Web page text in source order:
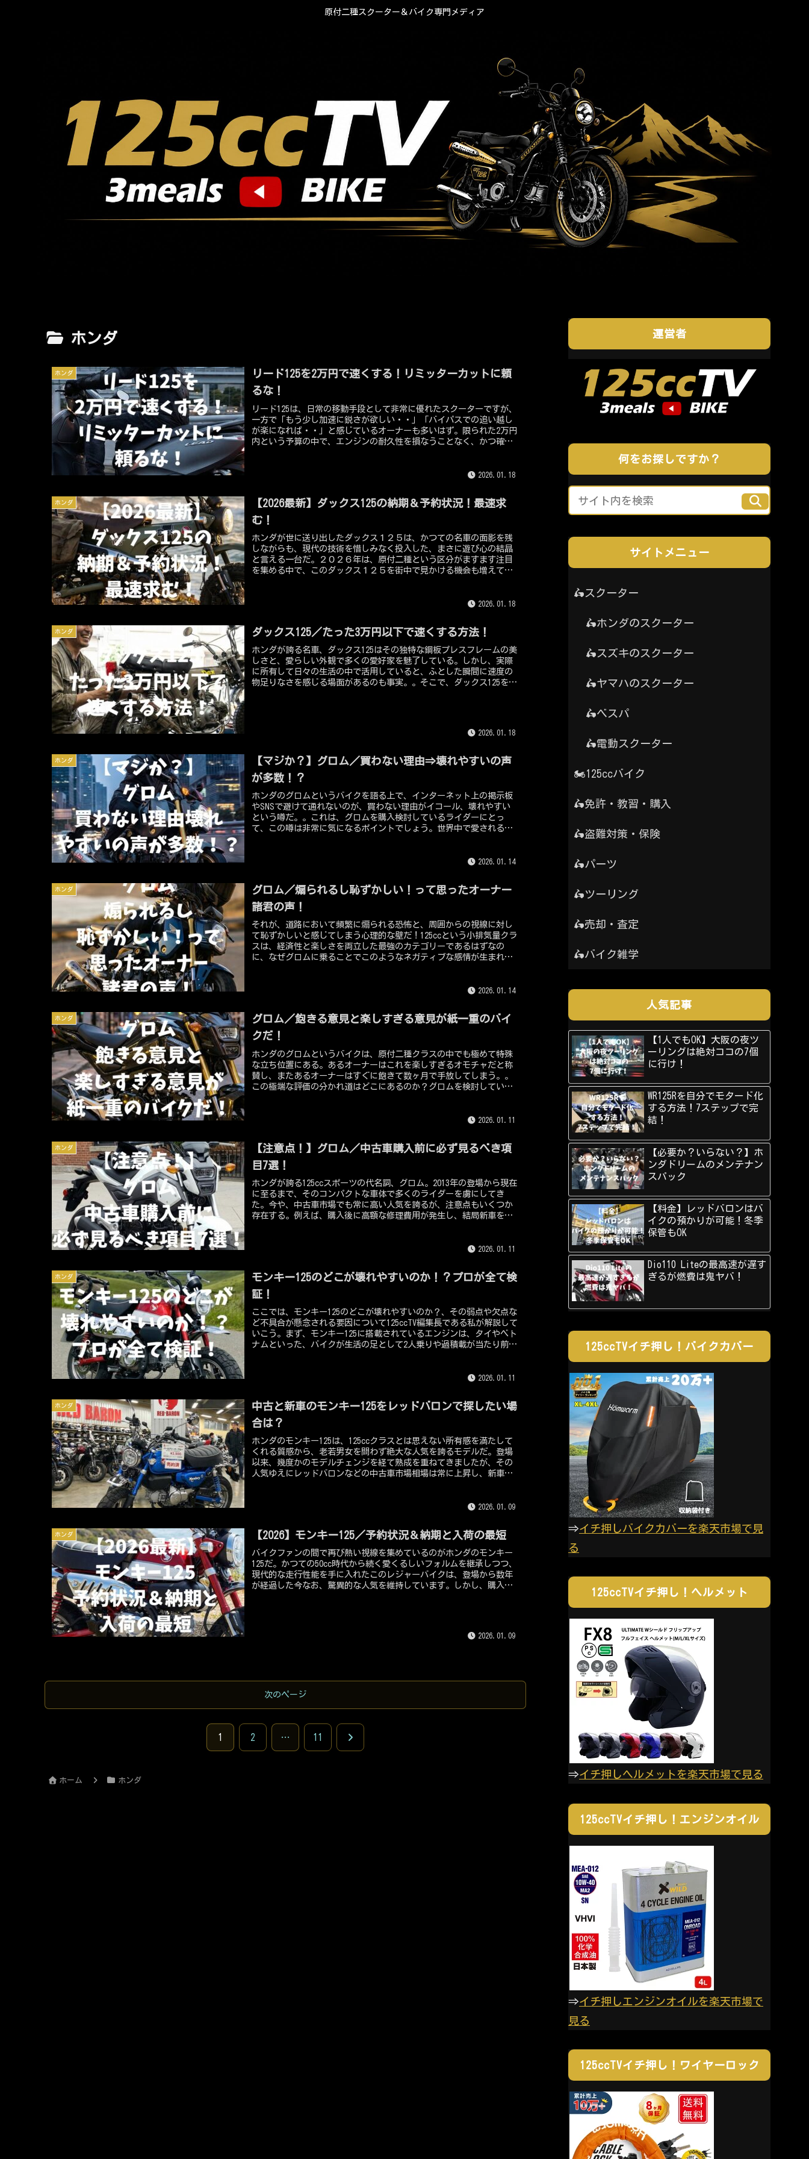
原付二種スクーター＆バイク専門メディア
ホンダ
ホンダ
リード125を2万円で速くする！リミッターカットに頼
るな！
リード125は、日常の移動手段として非常に優れたスクーターですが、
一方で「もう少し加速に鋭さが欲しい・・」「バイパスでの追い越し
が楽になれば・・」と感じているオーナーも多いはず。限られた2万円
内という予算の中で、エンジンの耐久性を損なうことなく、かつ確実
く、バイク本来の力を効率よく引き出すための物理的な最適化こそ
2026.01.18
ホンダ
【2026最新】ダックス125の納期＆予約状況！最速求
む！
ホンダが世に送り出したダックス１２５は、かつての名車の面影を残
しながらも、現代の技術を惜しみなく投入した、まさに遊び心の結晶
と言える一台だ。２０２６年は、原付二種という区分がますます注目
を集める中で、このダックス１２５を街中で見かける機会も増えてき
況ではないのか？と、購入予定者も気になるポイントだと思う。そこ
す！
2026.01.18
ホンダ ダックス125／たった3万円以下で速くする方法！
ホンダが誇る名車、ダックス125はその独特な鋼板プレスフレームの美
しさと、愛らしい外観で多くの愛好家を魅了している。しかし、実際
に所有して日々の生活の中で活用していると、ふとした瞬間に速度の
物足りなさを感じる場面があるのも事実。。そこで、ダックス125をい
2026.01.18
ホンダ
【マジか？】グロム／買わない理由⇒壊れやすいの声
が多数！？
ホンダのグロムというバイクを語る上で、インターネット上の掲示板
やSNSで避けて通れないのが、買わない理由がイコール、壊れやすい
という噂だ。。これは、グロムを購入検討しているライダーにとっ
て、この噂は非常に気になるポイントでしょう。世界中で愛されるホ
が、皮肉にも壊れやすいというイメージを植え付けてしまったのかも
や、壊れやすいという噂の裏側に隠された真実、そして後悔しないた
めの選び方について、長年125ccクラスを見守ってきた125ccTV編集長
である私が徹底的に解説していきます！
2026.01.14
ホンダ
グロム／煽られるし恥ずかしい！って思ったオーナー
諸君の声！
それが、道路において頻繁に煽られる恐怖と、周囲からの視線に対し
て恥ずかしいと感じてしまう心理的な壁だ！125ccという小排気量クラ
スは、経済性と楽しさを両立した最強のカテゴリーであるはずなの
に、なぜグロムに乗ることでこのようなネガティブな感情が生まれて
2026.01.14
ホンダ
グロム／飽きる意見と楽しすぎる意見が紙一重のバイ
クだ！
ホンダのグロムというバイクは、原付二種クラスの中でも極めて特殊
な立ち位置にある。あるオーナーはこれを楽しすぎるオモチャだと称
賛し、またあるオーナーはすぐに飽きて数ヶ月で手放してしまう。。
この極端な評価の分かれ道はどこにあるのか？グロムを検討している
2026.01.11
ホンダ
【注意点！】グロム／中古車購入前に必ず見るべき項
目7選！
ホンダが誇る125ccスポーツの代名詞、グロム。2013年の登場から現在
に至るまで、そのコンパクトな車体で多くのライダーを虜にしてき
た。今や、中古車市場でも常に高い人気を誇るが、注意点もいくつか
存在する。例えば、購入後に高額な修理費用が発生し、結局新車を買
125ccTV編集長である私の視点から、後悔しないための中古車選びのポ
2026.01.11
ホンダ
モンキー125のどこが壊れやすいのか！？プロが全て検
証！
ここでは、モンキー125のどこが壊れやすいのか？、その弱点や欠点な
ど不具合が懸念される要因について125ccTV編集長である私が解説して
いこう。まず、モンキー125に搭載されているエンジンは、タイやベト
ナムといった、バイクが生活の足として2人乗りや過積載が当たり前に
いために致命的な故障のリスクが物理的に低いのです。ホンダが世界
ることはまずありません。ではなぜ、モンキー125は壊れやすいのか？
と言われるのか？、これを分析していこう。
2026.01.11
ホンダ
中古と新車のモンキー125をレッドバロンで探したい場
合は？
ホンダのモンキー125は、125ccクラスとは思えない所有感を満たして
くれる質感から、老若男女を問わず絶大な人気を誇るモデルだ。登場
以来、幾度かのモデルチェンジを経て熟成を重ねてきましたが、その
人気ゆえにレッドバロンなどの中古車市場相場は常に上昇し、新車の
ライダーが選択肢に挙げるのが、レッドバロンだろう。このコンテン
いくモンキー125を見つけ出し、手に入れるための具体的な戦略と、知
っておくべき情報を125ccTV編集長の私が詳しく解説していきます！
2026.01.09
ホンダ 【2026】モンキー125／予約状況＆納期と入荷の最短
バイクファンの間で再び熱い視線を集めているのがホンダのモンキー
125だ。かつての50cc時代から続く愛くるしいフォルムを継承しつつ、
現代的な走行性能を手に入れたこのレジャーバイクは、登場から数年
が経過した今なお、驚異的な人気を維持しています。しかし、購入を
報を基に、モンキー125を一日でも早く、そして確実に手に入れるため
2026.01.09
次のページ
1 2 … 11 次
ホーム ホンダ
運営者
何をお探しですか？
サイトメニュー
🛵スクーター
🛵ホンダのスクーター
🛵スズキのスクーター
🛵ヤマハのスクーター
🛵ベスパ
🛵電動スクーター
🏍️125ccバイク
🛵免許・教習・購入
🛵盗難対策・保険
🛵パーツ
🛵ツーリング
🛵売却・査定
🛵バイク雑学
人気記事
【1人でもOK】大阪の夜ツ
ーリングは絶対ココの7個
に行け！
WR125Rを自分でモタード化
する方法！7ステップで完
結！
【必要か？いらない？】ホ
ンダドリームのメンテナン
スパック
【料金】レッドバロンはバ
イクの預かりが可能！冬季
保管もOK
Dio110 Liteの最高速が遅す
ぎるが燃費は鬼ヤバ！
125ccTVイチ押し！バイクカバー
⇒イチ押しバイクカバーを楽天市場で見
る
125ccTVイチ押し！ヘルメット
⇒イチ押しヘルメットを楽天市場で見る
125ccTVイチ押し！エンジンオイル
⇒イチ押しエンジンオイルを楽天市場で
見る
125ccTVイチ押し！ワイヤーロック